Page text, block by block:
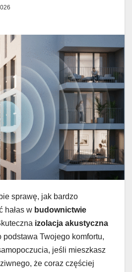
sprawę, jak bardzo
hałas w budownictwie
izolacja akustyczna
podstawa Twojego komfortu,
jeśli mieszkasz
że coraz częściej